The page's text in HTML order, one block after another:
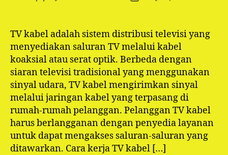
TV kabel adalah sistem distribusi televisi yang
menyediakan saluran TV melalui kabel
koaksial atau serat optik. Berbeda dengan
siaran televisi tradisional yang menggunakan
sinyal udara, TV kabel mengirimkan sinyal
melalui jaringan kabel yang terpasang di
rumah-rumah pelanggan. Pelanggan TV kabel
harus berlangganan dengan penyedia layanan
untuk dapat mengakses saluran-saluran yang
ditawarkan. Cara kerja TV kabel […]